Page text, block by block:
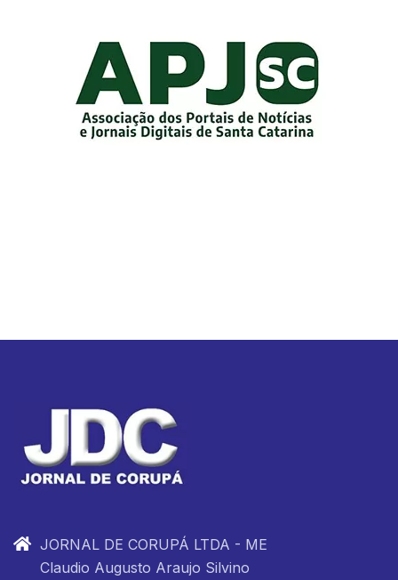
JORNAL DE CORUPÁ LTDA - ME
Claudio Augusto Araujo Silvino